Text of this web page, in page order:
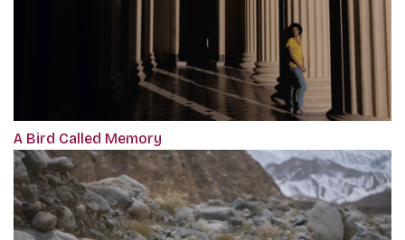
A Bird Called Memory